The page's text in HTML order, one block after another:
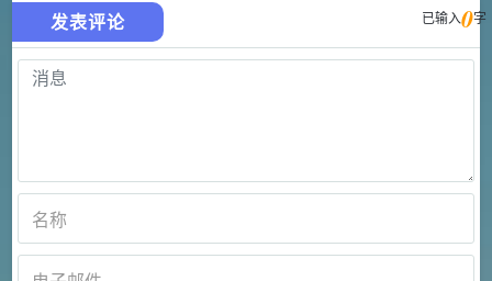
发表评论 已输入0字